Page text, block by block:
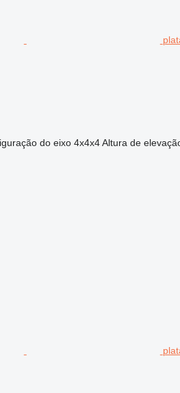
do eixo 4x4x4 Altura de